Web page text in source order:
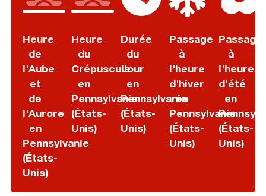
Heure
de
l'Aube
et
de
l'Aurore
en
Pennsylvanie
(États-
Unis)
Heure
du
Crépuscule
en
Pennsylvanie
(États-
Unis)
Durée
du
Jour
en
Pennsylvanie
(États-
Unis)
Passage
à
l'heure
d'hiver
en
Pennsylvanie
(États-
Unis)
Passage
à
l'heure
d'été
en
(États-
Unis)